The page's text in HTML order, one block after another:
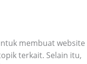
membuat website
terkait. Selain itu,